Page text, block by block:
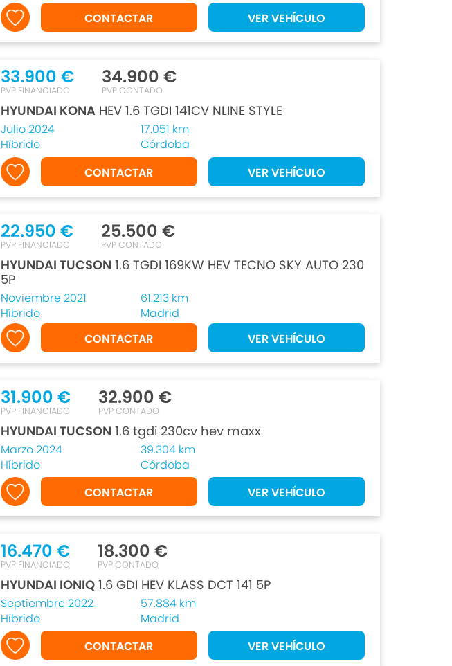
CONTACTAR
VER VEHÍCULO
33.900 €
PVP FINANCIADO
34.900 €
PVP CONTADO
HYUNDAI KONAHEV 1.6 TGDI 141CV NLINE STYLE
Julio 2024
Híbrido
17.051 km
Córdoba
CONTACTAR
VER VEHÍCULO
22.950 €
PVP FINANCIADO
25.500 €
PVP CONTADO
HYUNDAI TUCSON 1.6 TGDI 169KW HEV TECNO SKY AUTO 230
5P
Noviembre 2021
Híbrido
61.213 km
Madrid
CONTACTAR
VER VEHÍCULO
31.900 €
PVP FINANCIADO
32.900 €
PVP CONTADO
HYUNDAI TUCSON 1.6 tgdi 230cv hev maxx
Marzo 2024
Híbrido
39.304 km
Córdoba
CONTACTAR
VER VEHÍCULO
16.470 €
PVP FINANCIADO
18.300 €
PVP CONTADO
HYUNDAI IONIQ1.6 GDI HEV KLASS DCT 141 5P
Septiembre 2022
Híbrido
57.884 km
Madrid
CONTACTAR
VER VEHÍCULO